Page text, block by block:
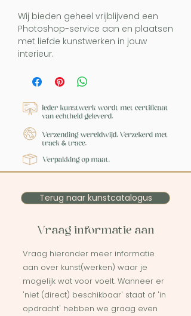
Wij bieden geheel vrijblijvend een
Photoshop-service aan en plaatsen
met liefde kunstwerken in jouw
interieur.
Terug naar kunstcatalogus
Vraag informatie aan
Vraag hieronder meer informatie
aan over kunst(werken) waar je
mogelijk wat voor voelt. Wanneer er
'niet (direct) beschikbaar' staat of 'in
opdracht' hebben we graag even